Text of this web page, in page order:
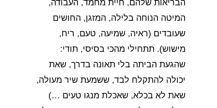
הבריאות שלהם, חיית מחמד, העבודה,
המיטה הנוחה בלילה, המזגן, החושים
שעובדים (ראיה, שמיעה, טעם, ריח,
מישוש). תתחילי מהכי בסיסי, תודי:
שהגעת הביתה בלי תאונה בדרך, שאת
יכולה להתקלח לבד, ששמעת שיר מעולה,
שאת לא בכלא, שאכלת מנגו טעים …)